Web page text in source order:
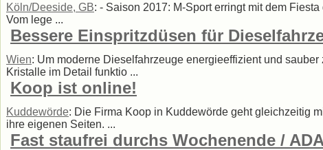
Köln/Deeside, GB: - Saison 2017: M-Sport erringt mit dem
Vom lege ...
Bessere Einspritzdüsen für
Wien: Um moderne Dieselfahrzeuge energieeffizient und
Kristalle im Detail funktio ...
Koop ist online!
Kuddewörde: Die Firma Koop in Kuddewörde geht gleichzeitig
ihre eigenen Seiten. ...
Fast staufrei durchs Wochenende /